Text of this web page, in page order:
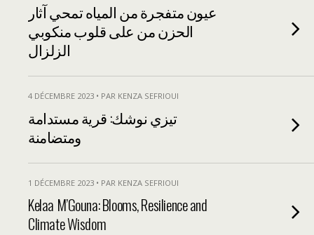
عيون متفجرة من المياه تمحي آثار
الحزن من على قلوب منكوبي
الزلزال
4 DÉCEMBRE 2023 • PAR KENZA SEFRIOUI
تيزي نوشك: قرية مستدامة
ومتضامنة
1 DÉCEMBRE 2023 • PAR KENZA SEFRIOUI
Kelaa M’Gouna: Blooms, Resilience and
Climate Wisdom